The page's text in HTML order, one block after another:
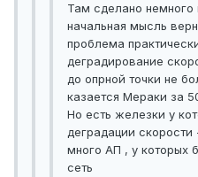
Там сделано
начальная мысль
проблема
деградирование
до опрной точки не
казается Мераки за
Но есть железки у
деградации
много АП , у которых
сеть